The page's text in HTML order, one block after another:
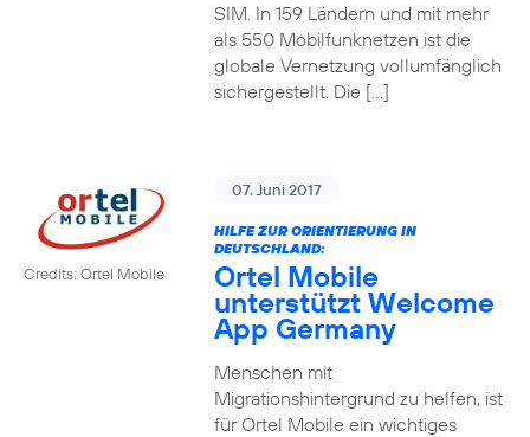
SIM. In 159 Ländern und mit mehr
als 550 Mobilfunknetzen ist die
globale Vernetzung vollumfänglich
sichergestellt. Die […]
Credits: Ortel Mobile
07. Juni 2017
HILFE ZUR ORIENTIERUNG IN
DEUTSCHLAND:
Ortel Mobile
unterstützt Welcome
App Germany
Menschen mit
Migrationshintergrund zu helfen, ist
für Ortel Mobile ein wichtiges